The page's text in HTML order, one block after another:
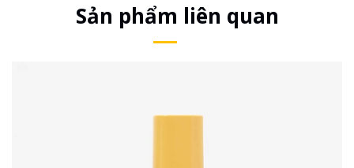
Sản phẩm liên quan